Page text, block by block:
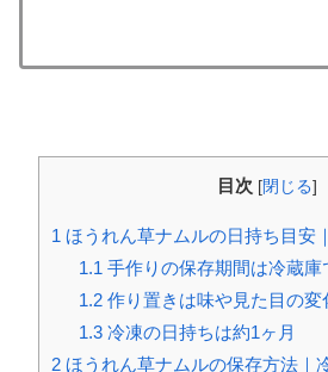
目次 [閉じる]
1 ほうれん草ナムルの日持ち目安
1.1 手作りの保存期間は冷蔵庫
1.2作り置きは味や見た目の変
1.3冷凍の日持ちは約1ヶ月
2 ほうれん草ナムルの保存方法｜